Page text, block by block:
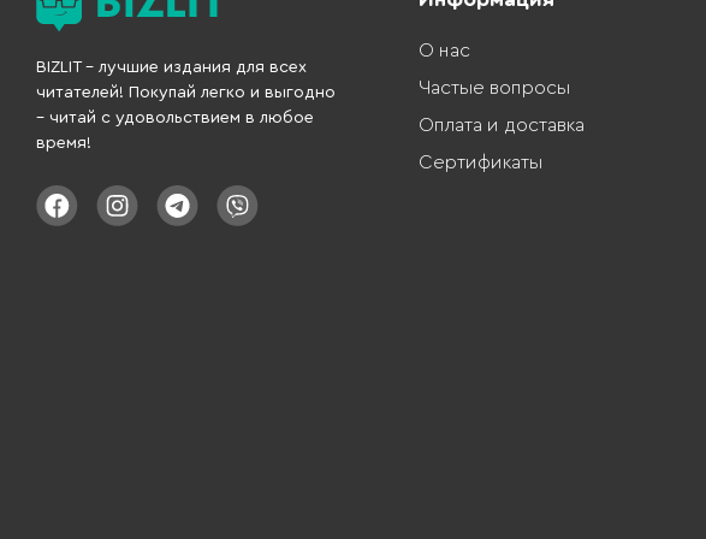
BIZLIT – лучшие издания для всех
читателей! Покупай легко и выгодно
– читай с удовольствием в любое
время!
О нас
Частые вопросы
Оплата и доставка
Сертификаты